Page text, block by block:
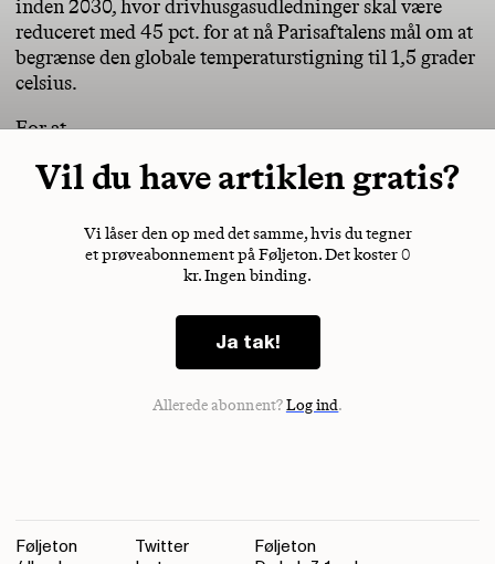
inden 2030, hvor drivhusgasudledninger skal være
reduceret med 45 pct. for at nå Parisaftalens mål om at
begrænse den globale temperaturstigning til 1,5 grader
celsius.
For at
Vil du have artiklen gratis?
Vi låser den op med det samme, hvis du tegner
et prøveabonnement på Føljeton. Det koster 0
kr. Ingen binding.
Ja tak!
Allerede abonnent?Log ind.
Føljeton
Twitter
Føljeton